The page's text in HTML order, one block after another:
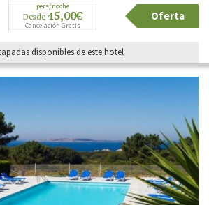
pers/noche
Desde 45,00€
Cancelación Gratis
Oferta
disponibles de este hotel